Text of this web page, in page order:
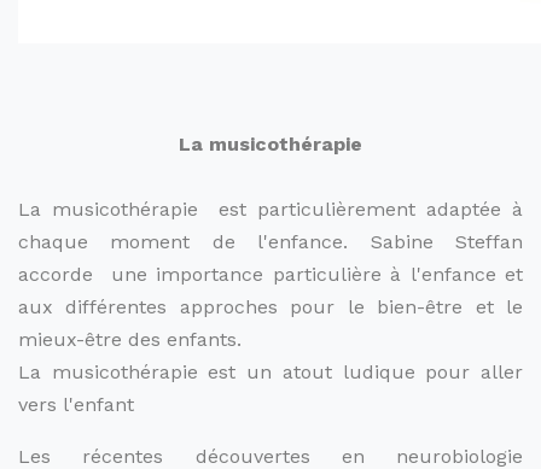
La musicothérapie
La musicothérapie est particulièrement adaptée à
chaque moment de l'enfance. Sabine Steffan
accorde
une importance particulière à l'enfance et
aux différentes approches pour le bien-être et le
mieux-être des enfants.
La musicothérapie est un atout ludique pour aller
vers l'enfant
Les récentes découvertes en neurobiologie